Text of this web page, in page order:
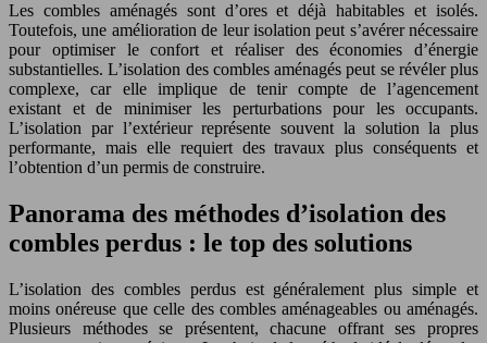
Les combles aménagés sont d’ores et déjà habitables et isolés.
Toutefois, une amélioration de leur isolation peut s’avérer nécessaire
pour optimiser le confort et réaliser des économies d’énergie
substantielles. L’isolation des combles aménagés peut se révéler plus
complexe, car elle implique de tenir compte de l’agencement
existant et de minimiser les perturbations pour les occupants.
L’isolation par l’extérieur représente souvent la solution la plus
performante, mais elle requiert des travaux plus conséquents et
l’obtention d’un permis de construire.
Panorama des méthodes d’isolation des
combles perdus : le top des solutions
L’isolation des combles perdus est généralement plus simple et
moins onéreuse que celle des combles aménageables ou aménagés.
Plusieurs méthodes se présentent, chacune offrant ses propres